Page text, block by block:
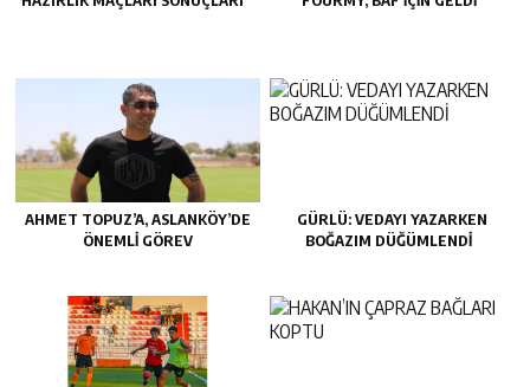
AHMET TOPUZ’A, ASLANKÖY’DE
ÖNEMLİ GÖREV
GÜRLÜ: VEDAYI YAZARKEN
BOĞAZIM DÜĞÜMLENDİ